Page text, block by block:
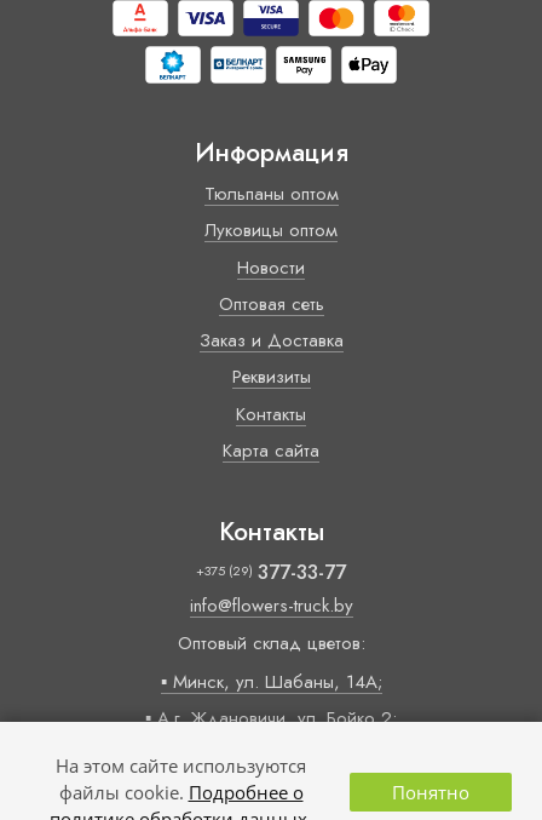
Информация
Тюльпаны оптом
Луковицы оптом
Новости
Оптовая сеть
Заказ и Доставка
Реквизиты
Контакты
Карта сайта
Контакты
+375 (29) 377-33-77
info@flowers-truck.by
Оптовый склад цветов:
▪ Минск, ул. Шабаны, 14А;
▪ А.г. Ждановичи, ул. Бойко 2;
09:00 — 18:00 (пн-пт)
На этом сайте используются
файлы cookie. Подробнее о
Понятно